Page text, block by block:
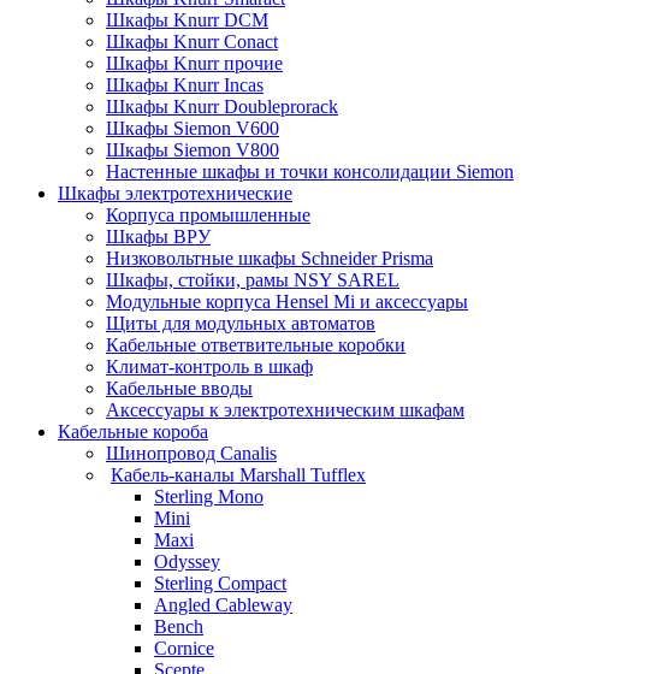
Шкафы Knurr DCM
Шкафы Knurr Conact
Шкафы Knurr прочие
Шкафы Knurr Incas
Шкафы Knurr Doubleprorack
Шкафы Siemon V600
Шкафы Siemon V800
Настенные шкафы и точки консолидации Siemon
Шкафы электротехнические
Корпуса промышленные
Шкафы ВРУ
Низковольтные шкафы Schneider Prisma
Шкафы, стойки, рамы NSY SAREL
Модульные корпуса Hensel Mi и аксессуары
Щиты для модульных автоматов
Кабельные ответвительные коробки
Климат-контроль в шкаф
Кабельные вводы
Аксессуары к электротехническим шкафам
Кабельные короба
Шинопровод Canalis
Кабель-каналы Marshall Tufflex
Sterling Mono
Mini
Maxi
Odyssey
Sterling Compact
Angled Cableway
Bench
Cornice
Scepte